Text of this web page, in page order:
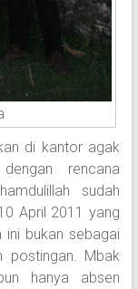
di kantor agak
rencana
sudah
April 2011 yang
ini bukan sebagai
postingan. Mbak
hanya absen